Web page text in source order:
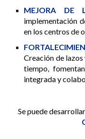
MEJORA DE
implementación
en los centros de
Creación de
tiempo,
integrada y
Se puede